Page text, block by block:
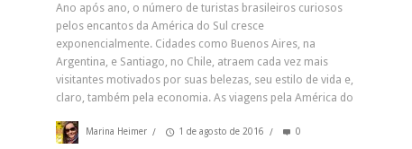
Ano após ano, o número de turistas brasileiros curiosos
pelos encantos da América do Sul cresce
exponencialmente. Cidades como Buenos Aires, na
Argentina, e Santiago, no Chile, atraem cada vez mais
visitantes motivados por suas belezas, seu estilo de vida e,
claro, também pela economia. As viagens pela América do
Marina Heimer / 1 de agosto de 2016 / 0